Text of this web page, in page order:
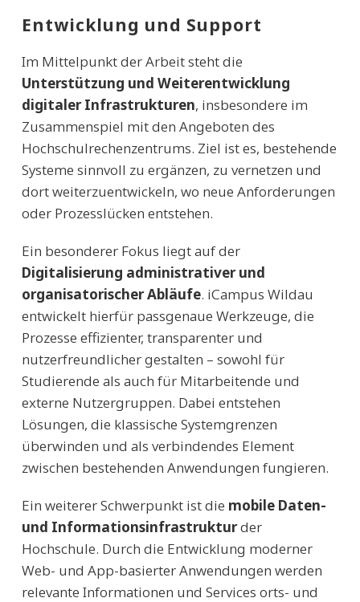
Entwicklung und Support
Im Mittelpunkt der Arbeit steht die
Unterstützung und Weiterentwicklung
digitaler Infrastrukturen, insbesondere im
Zusammenspiel mit den Angeboten des
Hochschulrechenzentrums. Ziel ist es, bestehende
Systeme sinnvoll zu ergänzen, zu vernetzen und
dort weiterzuentwickeln, wo neue Anforderungen
oder Prozesslücken entstehen.
Ein besonderer Fokus liegt auf der
Digitalisierung administrativer und
organisatorischer Abläufe. iCampus Wildau
entwickelt hierfür passgenaue Werkzeuge, die
Prozesse effizienter, transparenter und
nutzerfreundlicher gestalten – sowohl für
Studierende als auch für Mitarbeitende und
externe Nutzergruppen. Dabei entstehen
Lösungen, die klassische Systemgrenzen
überwinden und als verbindendes Element
zwischen bestehenden Anwendungen fungieren.
Ein weiterer Schwerpunkt ist die mobile Daten-
und Informationsinfrastrukturder
Hochschule. Durch die Entwicklung moderner
Web- und App-basierter Anwendungen werden
relevante Informationen und Services orts- und